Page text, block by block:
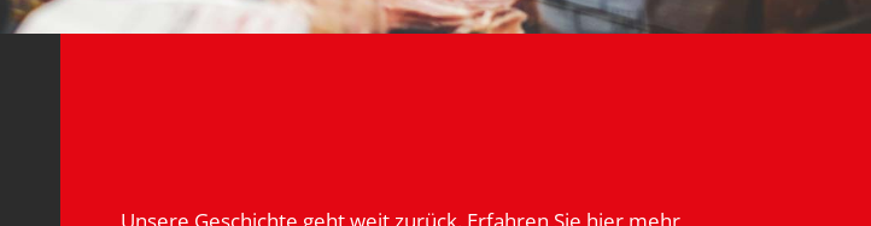
Unsere Geschichte geht weit zurück. Erfahren Sie hier mehr